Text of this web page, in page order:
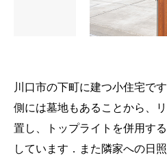
川口市の下町に建つ小住宅で
側には墓地もあることから、
置し、トップライトを併用す
しています．また隣家への日